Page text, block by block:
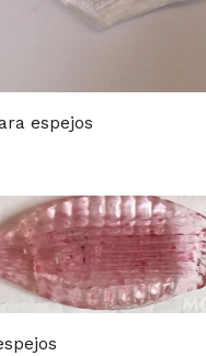
espejos